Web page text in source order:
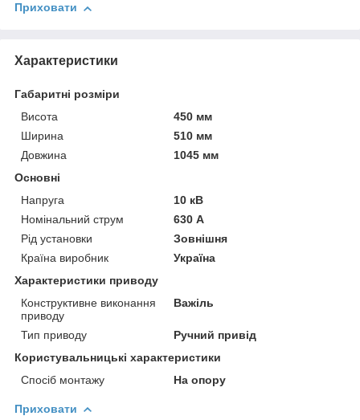
Приховати
Характеристики
Габаритні розміри
Висота
450 мм
Ширина
510 мм
Довжина
1045 мм
Основні
Напруга
10 кВ
Номінальний струм
630 А
Рід установки
Зовнішня
Країна виробник
Україна
Характеристики приводу
Конструктивне виконання
приводу
Важіль
Тип приводу
Ручний привід
Користувальницькі характеристики
Спосіб монтажу
На опору
Приховати